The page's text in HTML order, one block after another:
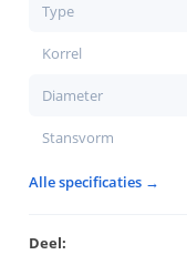
Type
Korrel
Diameter
Stansvorm
Alle specificaties →
Deel: